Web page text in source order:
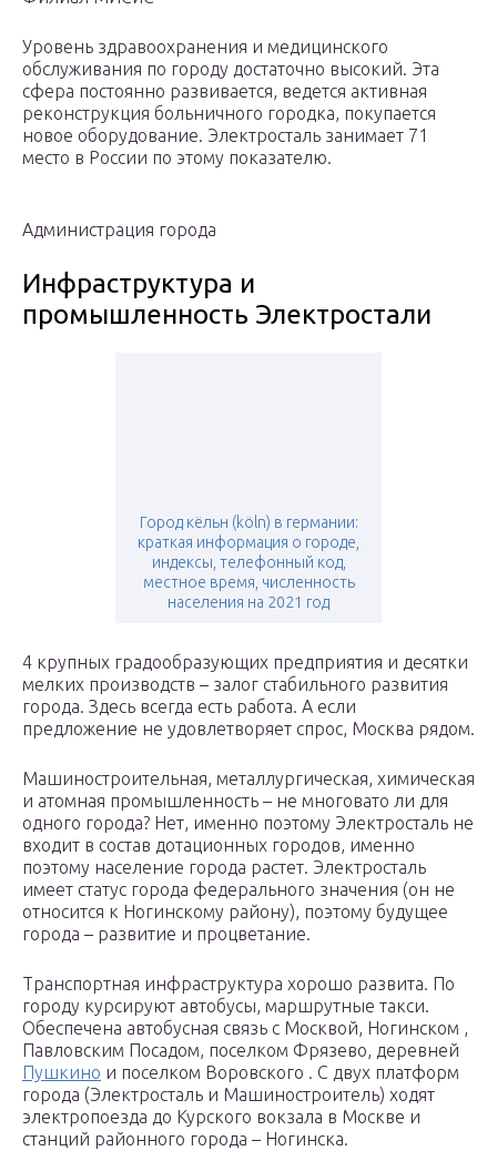
Уровень здравоохранения и медицинского
обслуживания по городу достаточно высокий. Эта
сфера постоянно развивается, ведется активная
реконструкция больничного городка, покупается
новое оборудование. Электросталь занимает 71
место в России по этому показателю.
Администрация города
Инфраструктура и
промышленность Электростали
Город кёльн (köln) в германии:
краткая информация о городе,
индексы, телефонный код,
местное время, численность
населения на 2021 год
4 крупных градообразующих предприятия и десятки
мелких производств – залог стабильного развития
города. Здесь всегда есть работа. А если
предложение не удовлетворяет спрос, Москва рядом.
Машиностроительная, металлургическая, химическая
и атомная промышленность – не многовато ли для
одного города? Нет, именно поэтому Электросталь не
входит в состав дотационных городов, именно
поэтому население города растет. Электросталь
имеет статус города федерального значения (он не
относится к Ногинскому району), поэтому будущее
города – развитие и процветание.
Транспортная инфраструктура хорошо развита. По
городу курсируют автобусы, маршрутные такси.
Обеспечена автобусная связь с Москвой, Ногинском ,
Павловским Посадом, поселком Фрязево, деревней
Пушкино и поселком Воровского . С двух платформ
города (Электросталь и Машиностроитель) ходят
электропоезда до Курского вокзала в Москве и
станций районного города – Ногинска.